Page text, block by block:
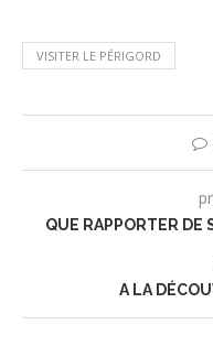
VISITER LE PÉRIGORD
QUE RAPPORTER DE
A LA